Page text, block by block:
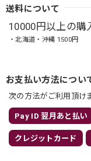
送料について
10000円以上の購
・北海道・沖縄 1500円
お支払い方法につい
次の方法がご利用頂け
Pay ID 翌月あと払い
クレジットカード